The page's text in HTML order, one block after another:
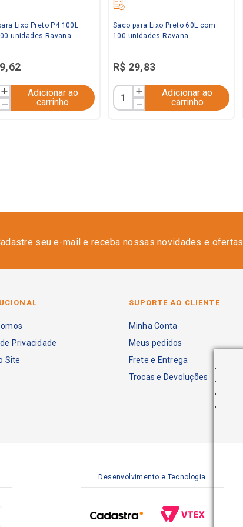
.
.
.
.
Lixo Preto P4 100L
unidades Ravana
,62
Adicionar ao
carrinho
Saco para Lixo Preto 60L com
100 unidades Ravana
R$ 29,83
Adicionar ao
carrinho
seu e-mail e receba nossas novidades e ofertas
Privacidade
Site
SUPORTE AO CLIENTE
Minha Conta
Meus pedidos
Frete e Entrega
Trocas e Devoluções
Desenvolvimento e Tecnologia